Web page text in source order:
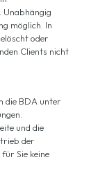
möglich. In
oder
Clients nicht
die BDA unter
und die
der
Sie keine